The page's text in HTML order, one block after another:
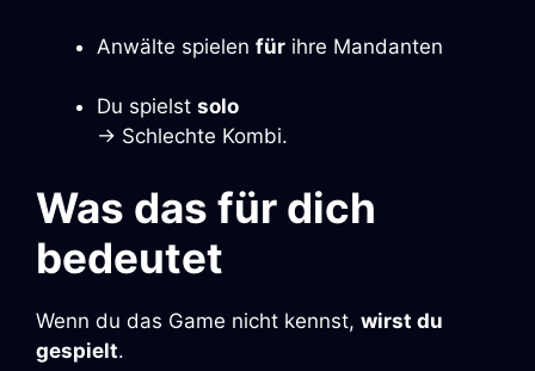
Anwälte spielen für ihre Mandanten
Du spielst solo
→ Schlechte Kombi.
Was das für dich
bedeutet
Wenn du das Game nicht kennst, wirst du
gespielt.